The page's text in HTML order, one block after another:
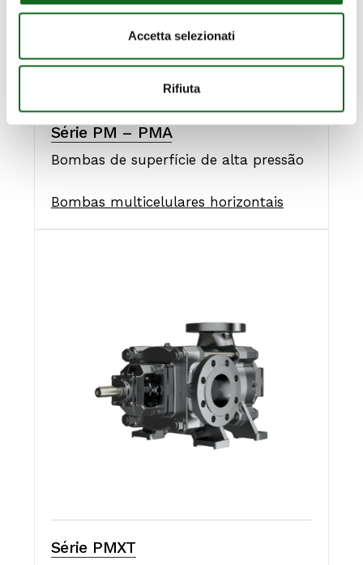
Accetta selezionati
Rifiuta
Série PM – PMA
Bombas de superfície de alta pressão
Bombas multicelulares horizontais
Série PMXT